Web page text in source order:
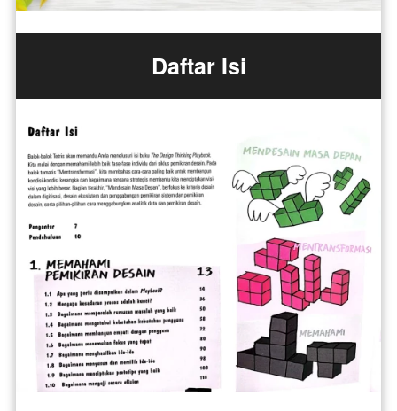
Daftar Isi